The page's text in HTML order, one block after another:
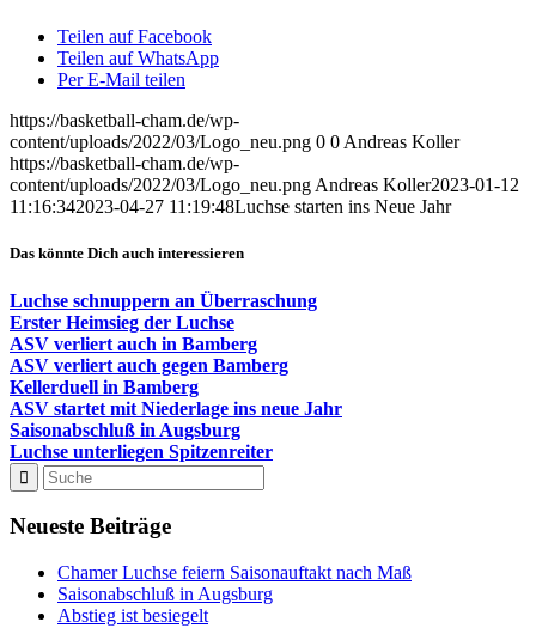
Teilen auf Facebook
Teilen auf WhatsApp
Per E-Mail teilen
https://basketball-cham.de/wp-
content/uploads/2022/03/Logo_neu.png 0 0 Andreas Koller
https://basketball-cham.de/wp-
content/uploads/2022/03/Logo_neu.png Andreas Koller2023-01-12
11:16:342023-04-27 11:19:48Luchse starten ins Neue Jahr
Das könnte Dich auch interessieren
Luchse schnuppern an Überraschung
Erster Heimsieg der Luchse
ASV verliert auch in Bamberg
ASV verliert auch gegen Bamberg
Kellerduell in Bamberg
ASV startet mit Niederlage ins neue Jahr
Saisonabschluß in Augsburg
Luchse unterliegen Spitzenreiter
Neueste Beiträge
Chamer Luchse feiern Saisonauftakt nach Maß
Saisonabschluß in Augsburg
Abstieg ist besiegelt